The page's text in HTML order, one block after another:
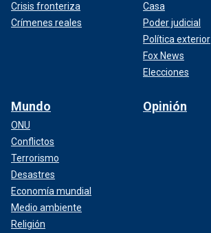
Crisis fronteriza
Crímenes reales
Casa
Poder judicial
Política exterior
Fox News
Elecciones
Mundo
ONU
Conflictos
Terrorismo
Desastres
Economía mundial
Medio ambiente
Religión
Opinión